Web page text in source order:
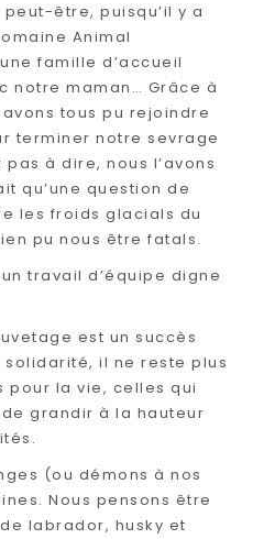
être, puisqu’il y a
Animal
famille d’accueil
notre maman… Grâce à
tous pu rejoindre
terminer notre sevrage
à dire, nous l’avons
qu’une question de
les froids glacials du
pu nous être fatals.
travail d’équipe digne
est un succès
il ne reste plus
pour la vie, celles qui
grandir à la hauteur
(ou démons à nos
Nous pensons être
labrador, husky et